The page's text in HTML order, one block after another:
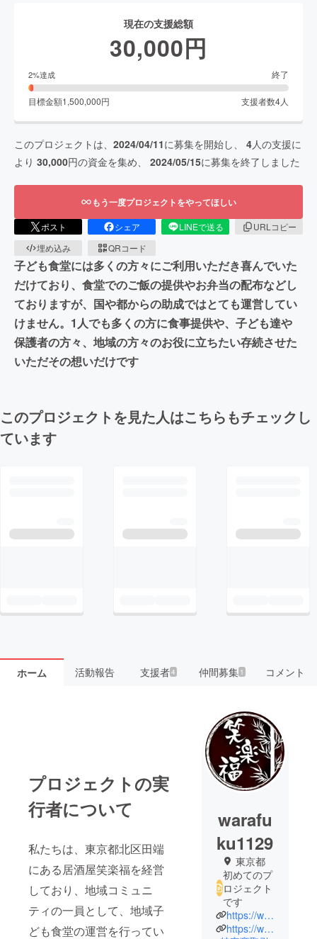
現在の支援総額
30,000円
2%達成 終了
目標金額1,500,000円 支援者数4人
このプロジェクトは、 2024/04/11に募集を開始し、 4人の支援に
より 30,000円の資金を集め、 2024/05/15に募集を終了しました
もう一度プロジェクトをやってほしい
ポスト シェア LINEで送る
URLコピー
埋め込み
QRコード
子ども食堂には多くの方々にご利用いただき喜んでいた
だけており、食堂でのご飯の提供やお弁当の配布などし
ておりますが、国や都からの助成ではとても運営してい
けません。1人でも多くの方に食事提供や、子ども達や
保護者の方々、地域の方々のお役に立ちたい存続させた
いただその想いだけです
このプロジェクトを見た人はこちらもチェックし
ています
ホーム 活動報告 支援者4 仲間募集 1 コメント
プロジェクトの実
行者について
私たちは、東京都北区田端
にある居酒屋笑楽福を経営
しており、地域コミュニ
ティの一員として、地域子
ども食堂の運営を行ってい
warafu
ku1129
東京都
初めてのプ
ロジェクト
です
https://www.instagram.com/tabata.warafuku.917?igsh=MWFhdDh0cm9sbzg1bA%3D%3D&utm_source=qr
https://www.warafuku-tabata1129.com/